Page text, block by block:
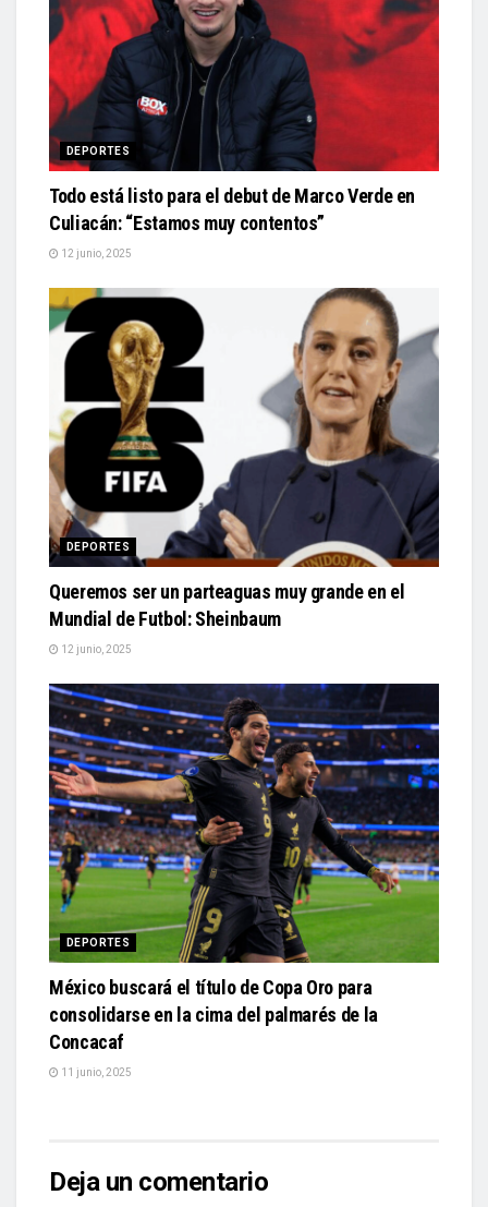
DEPORTES
Todo está listo para el debut de Marco Verde en
Culiacán: “Estamos muy contentos”
12 junio, 2025
DEPORTES
Queremos ser un parteaguas muy grande en el
Mundial de Futbol: Sheinbaum
12 junio, 2025
DEPORTES
México buscará el título de Copa Oro para
consolidarse en la cima del palmarés de la
Concacaf
11 junio, 2025
Deja un comentario